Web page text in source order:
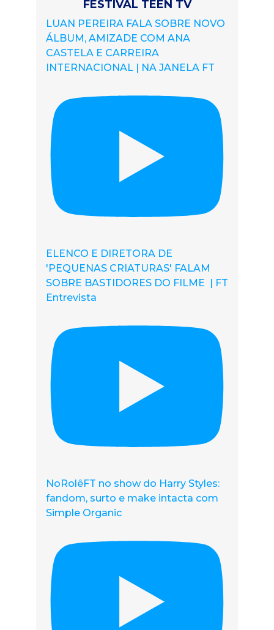
FESTIVAL TEEN TV
LUAN PEREIRA FALA SOBRE NOVO
ÁLBUM, AMIZADE COM ANA
CASTELA E CARREIRA
INTERNACIONAL | NA JANELA FT
ELENCO E DIRETORA DE
'PEQUENAS CRIATURAS' FALAM
SOBRE BASTIDORES DO FILME | FT
Entrevista
NoRolêFT no show do Harry Styles:
fandom, surto e make intacta com
Simple Organic